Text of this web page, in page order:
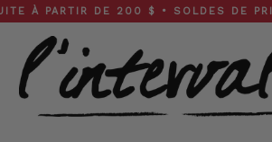
Skip
to
content
DE 200 $ • SOLDES DE